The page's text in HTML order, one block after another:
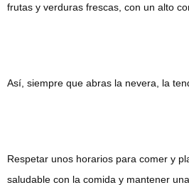
frutas y verduras frescas, con un alto
Así, siempre que abras la nevera, la
Respetar unos horarios para comer y
saludable con la comida y mantener